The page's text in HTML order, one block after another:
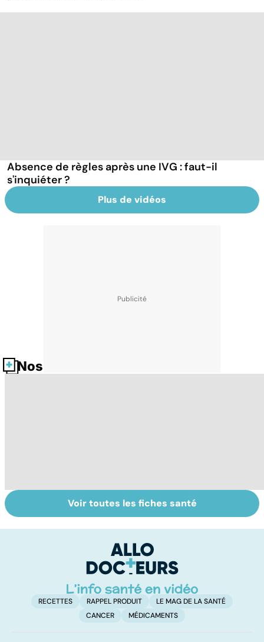
Absence de règles après une IVG : faut-il
s'inquiéter ?
Plus de vidéos
Nos fiches santé
L'avortement :
quels délais,
Femmes :
comment
Voir toutes les fiches santé
RECETTES RAPPEL PRODUIT
LE MAG DE LA SANTÉ
CANCER
MÉDICAMENTS